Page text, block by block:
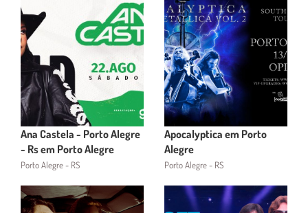
Ana Castela - Porto Alegre
- Rs em Porto Alegre
Porto Alegre - RS
Apocalyptica em Porto
Alegre
Porto Alegre - RS